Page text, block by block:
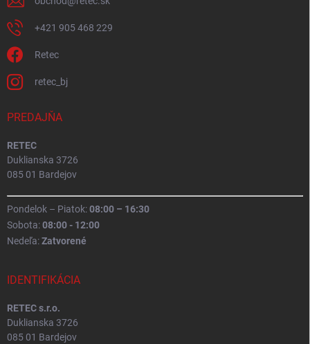
+421 905 468 229
Retec
retec_bj
PREDAJŇA
RETEC
Duklianska 3726
085 01 Bardejov
Pondelok – Piatok:08:00 – 16:30
Sobota:08:00 - 12:00
Nedeľa:Zatvorené
IDENTIFIKÁCIA
RETEC s.r.o.
Duklianska 3726
085 01 Bardejov